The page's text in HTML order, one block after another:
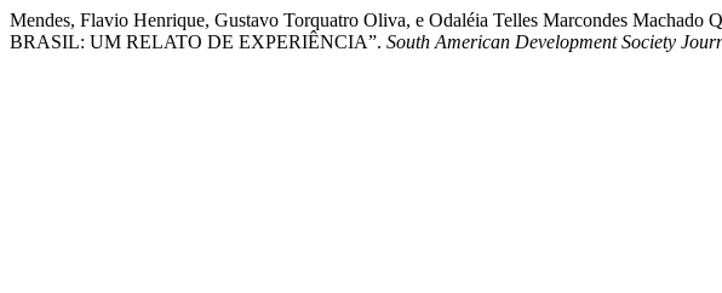
Mendes, Flavio Henrique, Gustavo Torquatro Oliva, e Odaléia Telles Marcondes
BRASIL: UM RELATO DE EXPERIÊNCIA”. South American Development Society